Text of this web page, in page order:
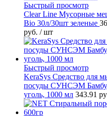
Быстрый просмотр
Clear Line Мусорные
Bio 30л/30шт зеленые
руб. / шт
Быстрый просмотр
KeraSys Средство для
посуды СУНСЭМ
уголь, 1000 мл 343.91